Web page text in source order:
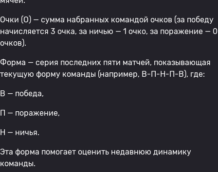
Очки (О) — сумма набранных командой очков (за победу
начисляется 3 очка, за ничью — 1 очко, за поражение — 0
очков).
Форма — серия последних пяти матчей, показывающая
текущую форму команды (например, В-П-Н-П-В), где:
В — победа,
П — поражение,
Н — ничья.
Эта форма помогает оценить недавнюю динамику
команды.